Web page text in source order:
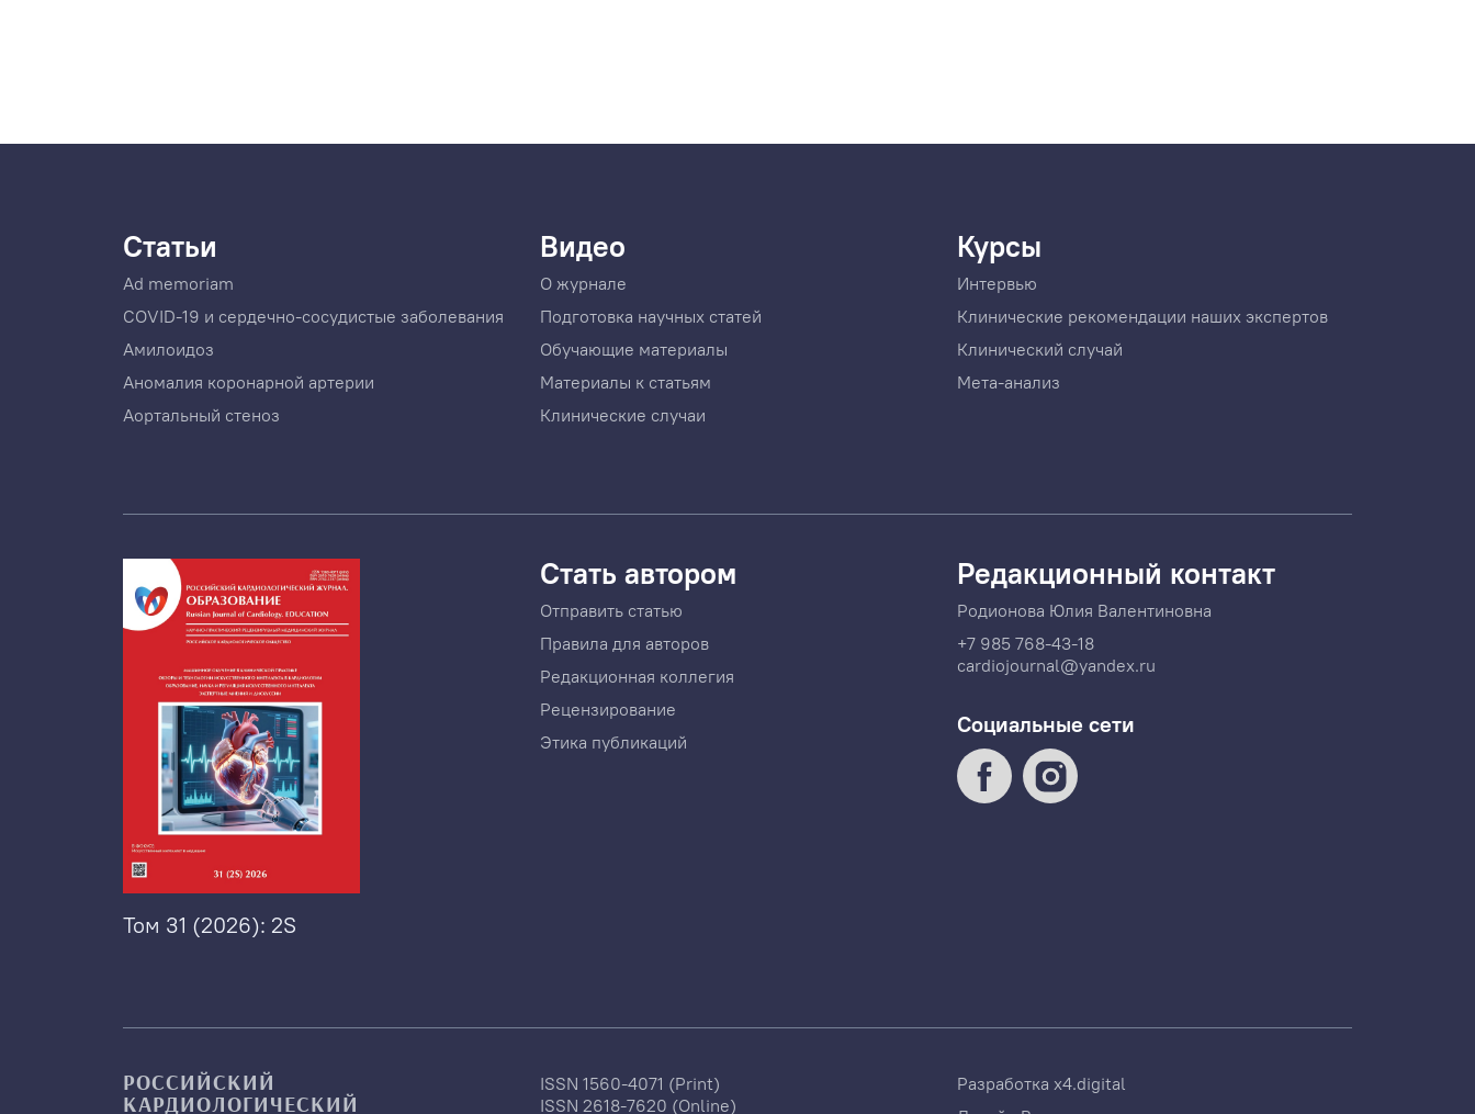
Статьи
Ad memoriam
COVID-19 и сердечно-сосудистые заболевания
Амилоидоз
Аномалия коронарной артерии
Аортальный стеноз
Видео
О журнале
Подготовка научных статей
Обучающие материалы
Материалы к статьям
Клинические случаи
Курсы
Интервью
Клинические рекомендации наших экспертов
Клинический случай
Мета-анализ
Том 31 (2026): 2S
Стать автором
Отправить статью
Правила для авторов
Редакционная коллегия
Рецензирование
Этика публикаций
Редакционный контакт
Родионова Юлия Валентиновна
+7 985 768-43-18
cardiojournal@yandex.ru
Социальные сети
РОССИЙСКИЙ
КАРДИОЛОГИЧЕСКИЙ
ISSN 1560-4071 (Print)
ISSN 2618-7620 (Online)
Разработка x4.digital